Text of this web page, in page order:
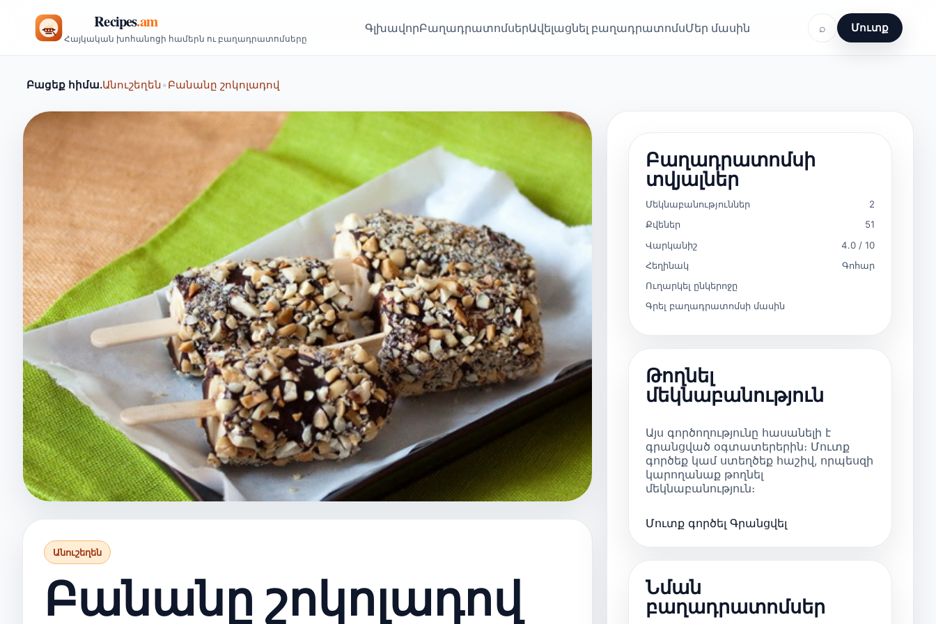
Հայկական խոհանոցի համերն ու բաղադրատոմսերը
ԳլխավորԲաղադրատոմսերԱվելացնել բաղադրատոմսՄեր մասին ⌕ Մուտք
Բացեք հիմա.Անուշեղեն•Բանանը շոկոլադով
Անուշեղեն
Բանանը շոկոլադով
Բաղադրատոմսի
տվյալներ
Մեկնաբանություններ
2
Քվեներ
51
Վարկանիշ
4.0 / 10
Հեղինակ
Գոհար
Ուղարկել ընկերոջը
Գրել բաղադրատոմսի մասին
Թողնել
մեկնաբանություն
Այս գործողությունը հասանելի է
գրանցված օգտատերերին։ Մուտք
գործեք կամ ստեղծեք հաշիվ, որպեսզի
կարողանաք թողնել
մեկնաբանություն։
Մուտք գործել Գրանցվել
Նման
բաղադրատոմսեր